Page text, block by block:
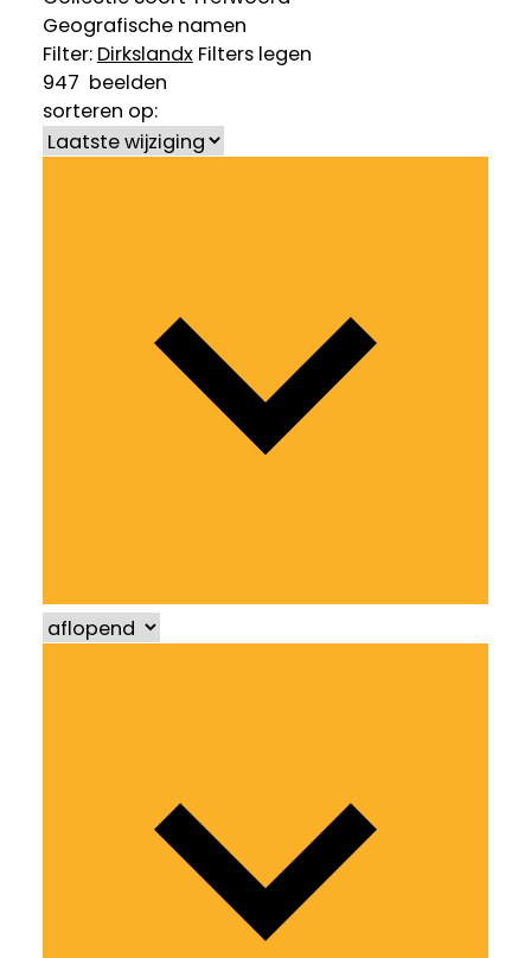
Geografische namen
Filter: Dirkslandx Filters legen
947 beelden
sorteren op: